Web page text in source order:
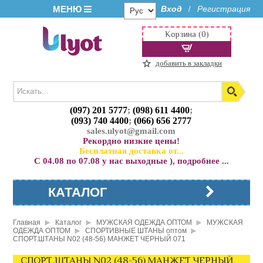
МЕНЮ Вход / Регистрация
(097) 201 5777;(098) 611 4400;
(093) 740 4400;(066) 656 2777
sales.ulyot@gmail.com
Рекордно низкие цены!
Бесплатная доставка от...
С 04.08 по 07.08 у нас выходные ), подробнее ...
Корзина (0)
добавить в закладки
КАТАЛОГ
Главная Каталог МУЖСКАЯ ОДЕЖДА ОПТОМ
МУЖСКАЯ
ОДЕЖДА ОПТОМ
СПОРТИВНЫЕ ШТАНЫ оптом
СПОРТ.ШТАНЫ N02 (48-56) МАНЖЕТ ЧЕРНЫЙ 071
СПОРТ.ШТАНЫ N02 (48-56) МАНЖЕТ ЧЕРНЫЙ